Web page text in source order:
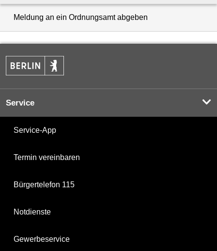
Meldung an ein Ordnungsamt abgeben
Service
Service-App
Termin vereinbaren
Bürgertelefon 115
Notdienste
Gewerbeservice